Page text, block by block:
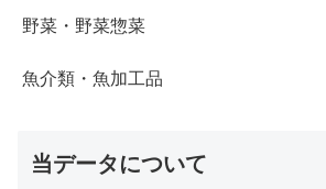
野菜・野菜惣菜
魚介類・魚加工品
当データについて